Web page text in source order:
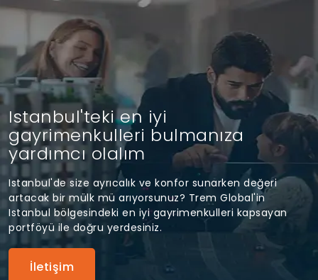
Istanbul'teki en iyi
gayrimenkulleri bulmanıza
yardımcı olalım
Istanbul'de size ayrıcalık ve konfor sunarken değeri
artacak bir mülk mü arıyorsunuz? Trem Global'in
Istanbul bölgesindeki en iyi gayrimenkulleri kapsayan
portföyü ile doğru yerdesiniz.
İletişim